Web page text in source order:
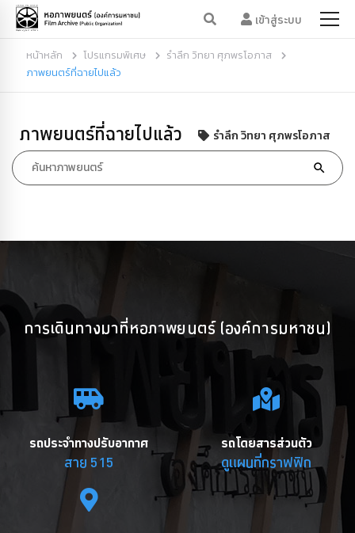
เข้าสู่ระบบ
หน้าหลัก โปรแกรมพิเศษ
รำลึก วิทยา ศุภพรโอภาส
ภาพยนตร์ที่ฉายไปแล้ว
ภาพยนตร์ที่ฉายไปแล้ว รำลึก วิทยา ศุภพรโอภาส
การเดินทางมาที่หอภาพยนตร์ (องค์การมหาชน)
รถประจำทางปรับอากาศ
สาย 515
รถโดยสารส่วนตัว
ดูแผนที่กราฟฟิก